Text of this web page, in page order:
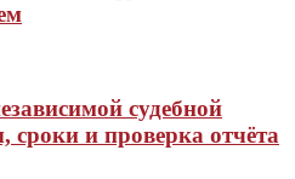
судебной
сроки и проверка отчёта